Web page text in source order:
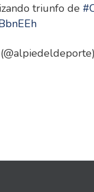
triunfo de
eco de futbolista que